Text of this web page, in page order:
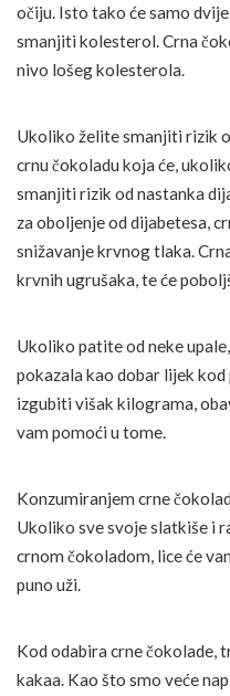
očiju. Isto tako će samo
smanjiti kolesterol. Crna
nivo lošeg kolesterola.
Ukoliko želite smanjiti rizik
crnu čokoladu koja će,
smanjiti rizik od nastanka
za oboljenje od dijabetesa,
snižavanje krvnog tlaka.
krvnih ugrušaka, te će
Ukoliko patite od neke
pokazala kao dobar lijek
izgubiti višak kilograma,
vam pomoći u tome.
Konzumiranjem crne
Ukoliko sve svoje slatkiše i
crnom čokoladom, lice će
puno uži.
Kod odabira crne čokolade,
kakaa. Kao što smo veće